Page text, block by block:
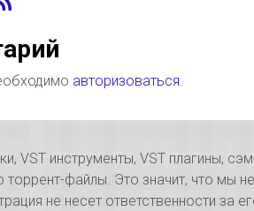
авторизоваться.
инструменты, VST плагины,
файлы. Это значит, что мы
не несет ответственности за